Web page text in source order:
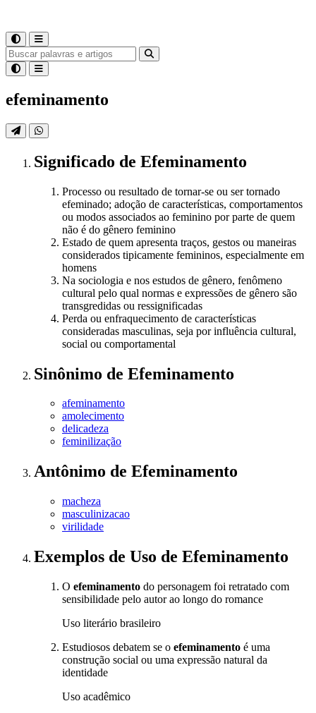
efeminamento
Significado de Efeminamento
Processo ou resultado de tornar-se ou ser tornado
efeminado; adoção de características, comportamentos
ou modos associados ao feminino por parte de quem
não é do gênero feminino
Estado de quem apresenta traços, gestos ou maneiras
considerados tipicamente femininos, especialmente em
homens
Na sociologia e nos estudos de gênero, fenômeno
cultural pelo qual normas e expressões de gênero são
transgredidas ou ressignificadas
Perda ou enfraquecimento de características
consideradas masculinas, seja por influência cultural,
social ou comportamental
Sinônimo de Efeminamento
afeminamento
amolecimento
delicadeza
feminilização
Antônimo de Efeminamento
macheza
masculinizacao
virilidade
Exemplos de Uso de Efeminamento
O efeminamento do personagem foi retratado com
sensibilidade pelo autor ao longo do romance
Uso literário brasileiro
Estudiosos debatem se o efeminamento é uma
construção social ou uma expressão natural da
identidade
Uso acadêmico